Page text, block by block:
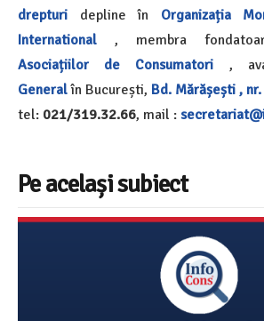
drepturi depline în Organizația
International , membra
Asociațiilor de Consumatori ,
Generalîn București, Bd. Mărășești ,
tel: 021/319.32.66, mail :
Pe același subiect